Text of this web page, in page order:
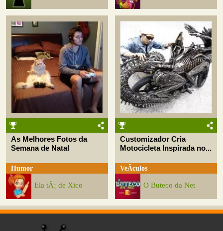
As Melhores Fotos da
Semana de Natal
Humor
Ela tÃ¡ de Xico
Customizador Cria
Motocicleta Inspirada no...
VeÃ­culos
O Buteco da Net